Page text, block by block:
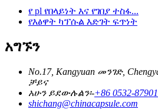
የ pl የበላይነት እና የገበያ ተስፋ...
የእፅዋት ካፕሱል እድገት ፍጥነት
አግኙን
No.17, Kangyuan መንገድ,
ቻይና
አሁን ይደውሉልን፡-+86 0532-
shichang@chinacapsule.com